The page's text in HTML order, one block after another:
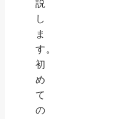
説
し
ま
す。
初
め
て
の